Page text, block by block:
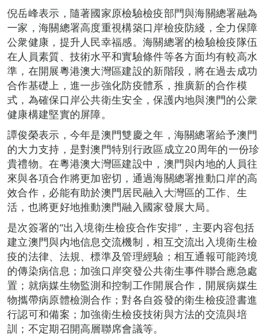
倪岳峰表示，隨著國家原檢驗檢疫部門與海關總署融為
一家，海關總署高度重視構築口岸檢疫防綫，全力保障
公衆健康，提升人民幸福感。海關總署的檢驗檢疫隊伍
在人員素質、技術水平和實驗條件等各方面均有較高水
準，在開展粵港澳大灣區建設的新階段，將在過去成功
合作基礎上，進一步強化防疫體系，推廣新的合作模
式，為確保口岸公共衛生安全，保護内地與澳門的公衆
健康構建堅實的屏障。
譚俊榮表示，今年是澳門雙慶之年，海關總署給予澳門
的大力支持，是對澳門特別行政區成立20周年的一份珍
貴禮物。在粵港澳大灣區建設中，澳門與内地的人員往
來與各項合作將更加密切，通過海關總署推動口岸的高
效合作，必能有助於澳門居民融入大灣區的工作、生
活，也將更好地推動澳門融入國家發展大局。
是次簽署的“出入境衛生檢疫合作安排”，主要内容包括
建立澳門與内地信息交流機制，相互交流出入境衛生檢
疫的法律、法規、標準及管理經驗；相互通報可能跨境
的傳染病信息；加強口岸突發公共衛生事件聯合應急處
置；就病媒生物監測和控制工作開展合作，開展病媒生
物攜帶病原體檢測合作；對各自簽發的衛生檢疫證書進
行認可和備案；加強衛生檢疫技術與方法的交流與培
訓；不定期召開高層聯席會議等。